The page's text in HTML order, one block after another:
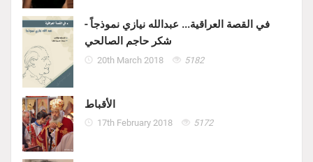
في القصة العراقية... عبدالله نيازي نموذجاً -
شكر حاجم الصالحي
20th March 2018 5182
الأقباط
17th February 2018 5172